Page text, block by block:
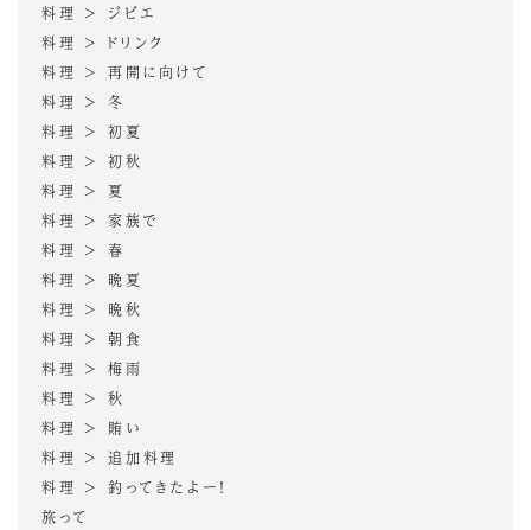
料理 > ジビエ
料理 > ドリンク
料理 > 再開に向けて
料理 > 冬
料理 > 初夏
料理 > 初秋
料理 > 夏
料理 > 家族で
料理 > 春
料理 > 晩夏
料理 > 晩秋
料理 > 朝食
料理 > 梅雨
料理 > 秋
料理 > 賄い
料理 > 追加料理
料理 > 釣ってきたよー！
旅って